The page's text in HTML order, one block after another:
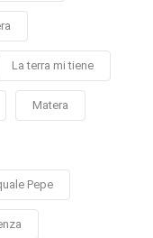
La terra mi tiene
Matera
Pepe